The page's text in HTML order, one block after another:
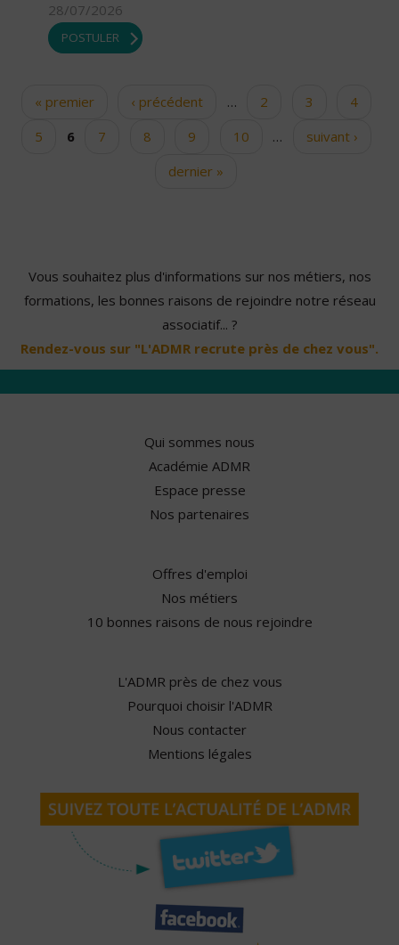
28/07/2026
POSTULER
Pages« premier ‹ précédent … 2 3
4
5
6 7 8 9 10 …
suivant ›
dernier »
Vous souhaitez plus d'informations sur nos métiers, nos
formations, les bonnes raisons de rejoindre notre réseau
associatif... ?
Rendez-vous sur "L'ADMR recrute près de chez vous".
Qui sommes nous
Académie ADMR
Espace presse
Nos partenaires
Offres d'emploi
Nos métiers
10 bonnes raisons de nous rejoindre
L'ADMR près de chez vous
Pourquoi choisir l'ADMR
Nous contacter
Mentions légales